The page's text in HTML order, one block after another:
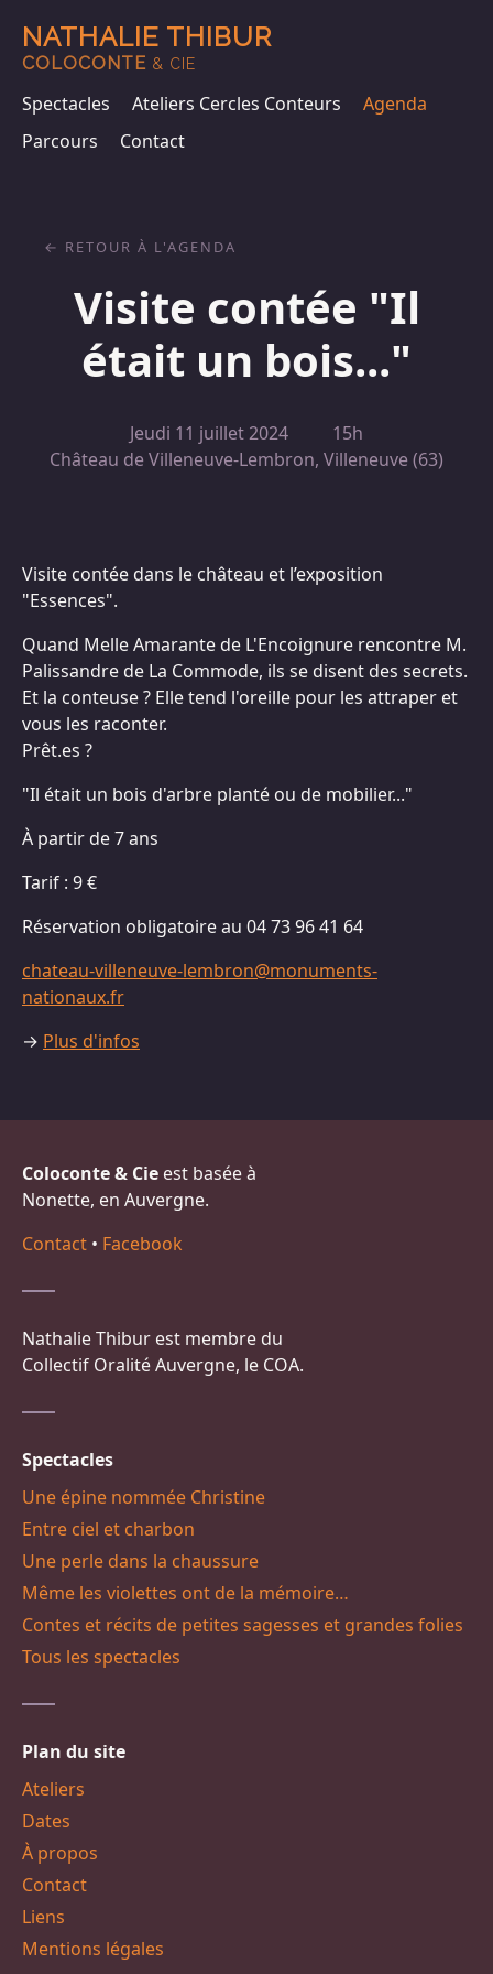
NATHALIE THIBUR
COLOCONTE & CIE
Spectacles Ateliers Cercles Conteurs
Agenda
Parcours
Contact
Visite contée "Il
était un bois..."
Jeudi 11 juillet 2024
15h
Château de Villeneuve-Lembron, Villeneuve (63)
RETOUR À L'AGENDA
Visite contée dans le château et l’exposition
"Essences".
Quand Melle Amarante de L'Encoignure rencontre M.
Palissandre de La Commode, ils se disent des secrets.
Et la conteuse ? Elle tend l'oreille pour les attraper et
vous les raconter.
Prêt.es ?
"Il était un bois d'arbre planté ou de mobilier..."
À partir de 7 ans
Tarif : 9 €
Réservation obligatoire au 04 73 96 41 64
chateau-villeneuve-lembron@monuments-
nationaux.fr
→ Plus d'infos
Coloconte & Cie est basée à
Nonette, en Auvergne.
Contact • Facebook
Nathalie Thibur est membre du
Collectif Oralité Auvergne, le COA.
Spectacles
Une épine nommée Christine
Entre ciel et charbon
Une perle dans la chaussure
Même les violettes ont de la mémoire…
Contes et récits de petites sagesses et grandes folies
Tous les spectacles
Plan du site
Ateliers
Dates
À propos
Contact
Liens
Mentions légales